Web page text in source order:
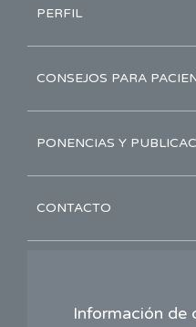
PERFIL
CONSEJOS PARA
PONENCIAS Y
CONTACTO
Información de